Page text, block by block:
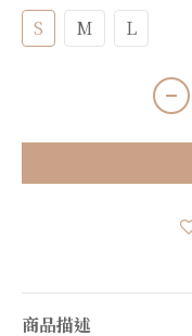
S M L
商品描述